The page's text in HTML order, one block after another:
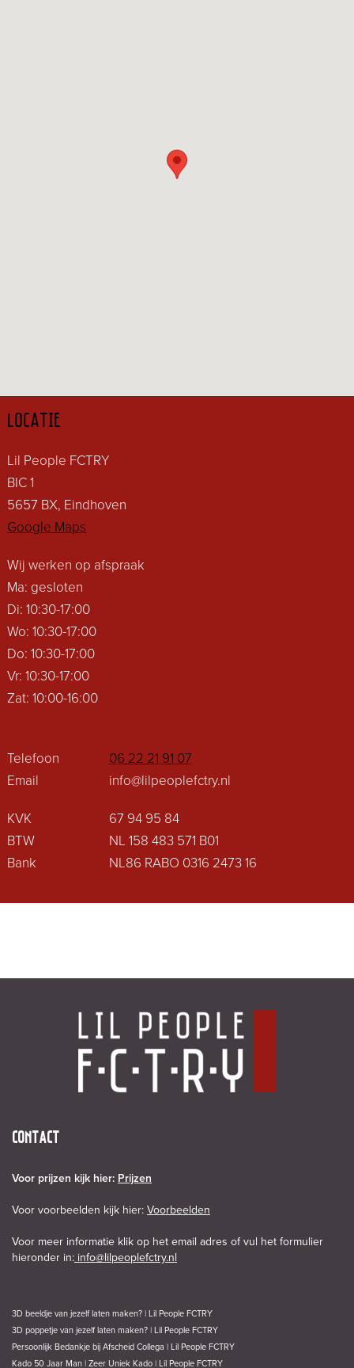
LOCATIE
Lil People FCTRY
BIC 1
5657 BX, Eindhoven
Google Maps
Wij werken op afspraak
Ma: gesloten
Di: 10:30-17:00
Wo: 10:30-17:00
Do: 10:30-17:00
Vr: 10:30-17:00
Zat: 10:00-16:00
Telefoon
06 22 21 91 07
Email
info@lilpeoplefctry.nl
KVK
67 94 95 84
BTW
NL 158 483 571 B01
Bank
NL86 RABO 0316 2473 16
CONTACT
Voor prijzen kijk hier: Prijzen
Voor voorbeelden kijk hier: Voorbeelden
Voor meer informatie klik op het email adres of vul het formulier
hieronder in: info@lilpeoplefctry.nl
3D beeldje van jezelf laten maken? | Lil People FCTRY
3D poppetje van jezelf laten maken? | Lil People FCTRY
Persoonlijk Bedankje bij Afscheid Collega | Lil People FCTRY
Kado 50 Jaar Man | Zeer Uniek Kado | Lil People FCTRY